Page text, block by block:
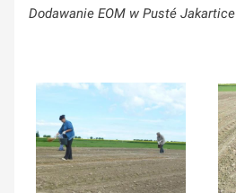
Dodawanie EOM w Pusté Jakartice